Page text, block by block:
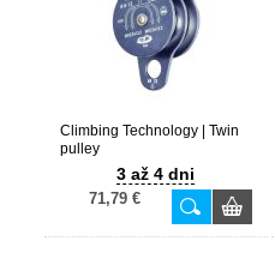
Climbing Technology | Twin
pulley
3 až 4 dni
71,79 €